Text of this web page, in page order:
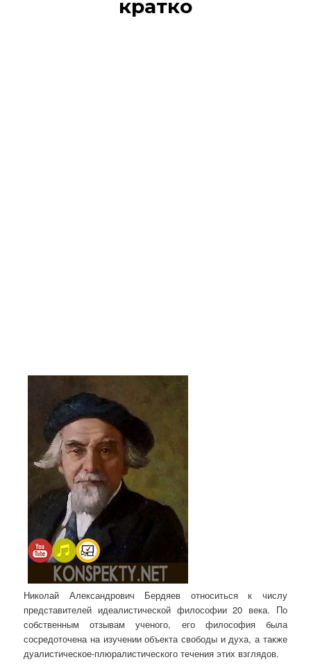
кратко
Николай Александрович Бердяев относиться к числу
представителей идеалистической философии 20 века. По
собственным отзывам ученого, его философия была
сосредоточена на изучении объекта свободы и духа, а также
дуалистическое-плюралистического течения этих взглядов.